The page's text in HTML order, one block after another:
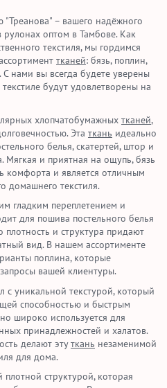
– вашего надёжного
рулонах оптом в Тамбове. Как
текстиля, мы гордимся
тканей: бязь, поплин,
нами вы всегда будете уверены
будут удовлетворены на
хлопчатобумажных тканей,
Эта ткань идеально
белья, скатертей, штор и
Мягкая и приятная на ощупь, бязь
комфорта и является отличным
домашнего текстиля.
гладким переплетением и
для пошива постельного белья
плотность и структура придают
вид. В нашем ассортименте
поплина, которые
вашей клиентуры.
с уникальной текстурой, который
способностью и быстрым
широко используется для
принадлежностей и халатов.
делают этуткань незаменимой
для дома.
плотной структурой, которая